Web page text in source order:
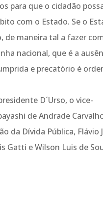
para que o cidadão
com o Estado. Se o
de maneira tal a fazer
nacional, que é a
e precatório é
D´Urso, o vice-
de Andrade
da Dívida Pública, Flávio
Gatti e Wilson Luis de